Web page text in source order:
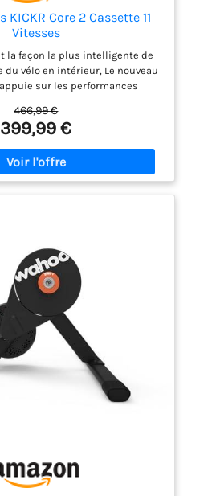
KICKR Core 2 Cassette 11
Vitesses
la façon la plus intelligente de
du vélo en intérieur, Le nouveau
sur les performances
rapide et plus facile, une
et l'ajout de fonctionnalités
KICKR Le KICKR CORE est la
de commencer à faire du
SENSATION DE PÉDALAGE
: Le KICKR CORE offre une
ET SOUS CONTRÔLE : Le
un appairage plus rapide et
automatiques lorsqu'il est
WiFi actif Intégration KICKR
le changement de vitesse
un braquet personnalisé,
Virtuel : Reproduisez votre
en intérieur avec Zwift Cog et
: Diffuse les données des
cardiaque et autres
COURSE : Diffuse les données de
connexion, du firmware et des
maximale : 1800W,
466,99 €
399,99 €